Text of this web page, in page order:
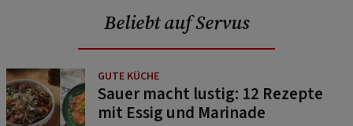
Beliebt auf Servus
GUTE KÜCHE
Sauer macht lustig: 12 Rezepte
mit Essig und Marinade